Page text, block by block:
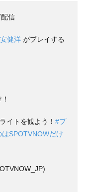
信
健洋 がプレイする
イトを観よう！ #プ
SPOTVNOWだけ